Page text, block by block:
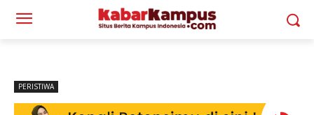
PERISTIWA